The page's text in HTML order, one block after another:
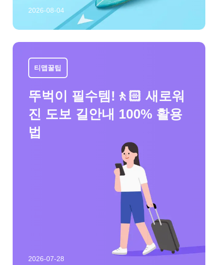
2026-08-04
티맵꿀팁
뚜벅이 필수템!🚶🏻 새로워
진 도보 길안내 100% 활용
법
2026-07-28